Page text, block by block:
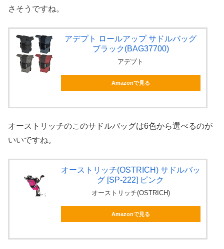
さそうですね。
アデプト ロールアップ サドルバッグ
ブラック(BAG37700)
アデプト
Amazonで見る
オーストリッチのこのサドルバッグは6色から選べるのが
いいですね。
オーストリッチ(OSTRICH) サドルバッ
グ [SP-222] ピンク
オーストリッチ(OSTRICH)
Amazonで見る